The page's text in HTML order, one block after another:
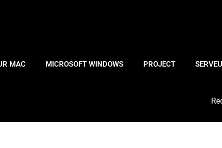
MAC MICROSOFT WINDOWS PROJECT